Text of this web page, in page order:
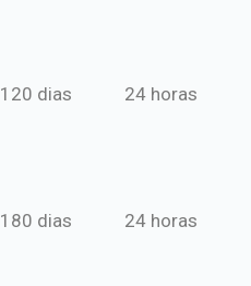
120 dias 24 horas
180 dias 24 horas